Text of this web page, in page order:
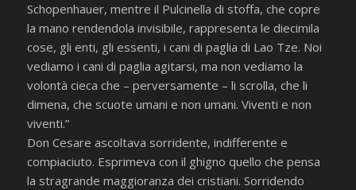
Schopenhauer, mentre il Pulcinella di stoffa, che copre
la mano rendendola invisibile, rappresenta le diecimila
cose, gli enti, gli essenti, i cani di paglia di Lao Tze. Noi
vediamo i cani di paglia agitarsi, ma non vediamo la
volontà cieca che – perversamente – li scrolla, che li
dimena, che scuote umani e non umani. Viventi e non
viventi.”
Don Cesare ascoltava sorridente, indifferente e
compiaciuto. Esprimeva con il ghigno quello che pensa
la stragrande maggioranza dei cristiani. Sorridendo